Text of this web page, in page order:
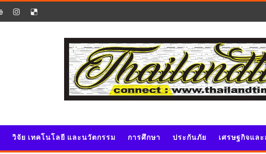
วิจัย เทคโนโลยี และนวัตกรรม การศึกษา ประกันภัย เศรษฐกิจแล